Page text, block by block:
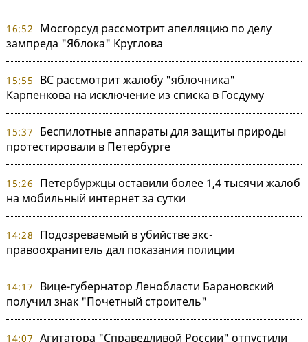
16:52
Мосгорсуд рассмотрит апелляцию по делу
зампреда "Яблока" Круглова
15:55
ВС рассмотрит жалобу "яблочника"
Карпенкова на исключение из списка в Госдуму
15:37
Беспилотные аппараты для защиты природы
протестировали в Петербурге
15:26
Петербуржцы оставили более 1,4 тысячи жалоб
на мобильный интернет за сутки
14:28
Подозреваемый в убийстве экс-
правоохранитель дал показания полиции
14:17
Вице-губернатор Ленобласти Барановский
получил знак "Почетный строитель"
14:07 Агитатора "Справедливой России" отпустили